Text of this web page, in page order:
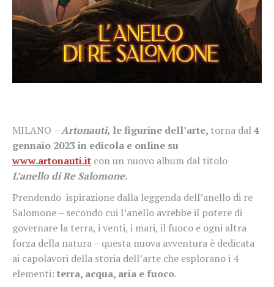
MILANO –Artonauti, le figurine dell’arte, torna dal4
gennaio 2023 in edicola e online su
www.artonauti.it con un nuovo album dal titolo
L’anello di Re Salomone.
Prendendo ispirazione dalla leggenda dell’anello di re
Salomone – secondo cui l’anello avrebbe il potere di
governare la terra, i venti, i mari, il fuoco e ogni altra
forza della natura – questa nuova avventura è dedicata
ai capolavori della storia dell’arte che esplorano i 4
elementi: terra, acqua, aria e fuoco.